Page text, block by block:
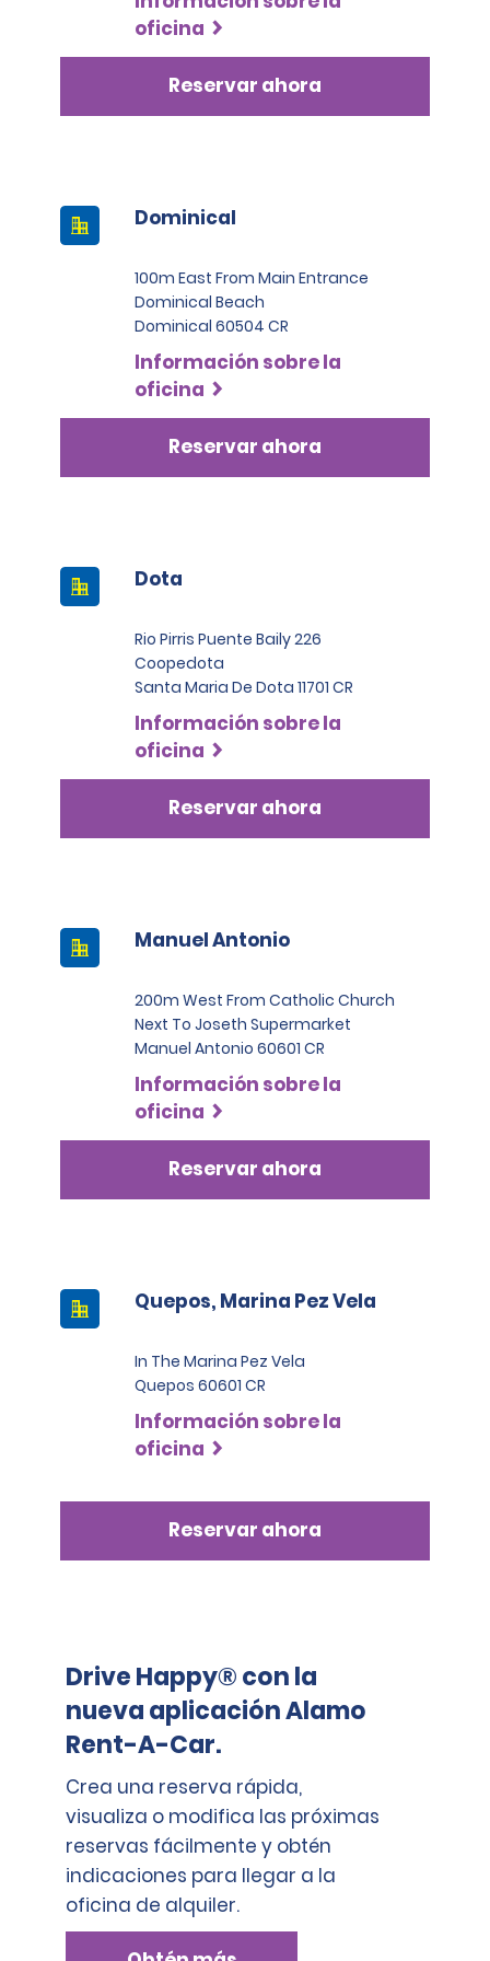
lujo, camionetas pickup, vanes o camiones
comerciales, los arrendatarios deben presentar al
menos dos tarjetas de crédito a su nombre. Una de
estas debe ser una Visa, MasterCard o American
oficina
Reservar ahora
Dominical
100m East From Main Entrance
Dominical Beach
Dominical 60504 CR
Información sobre la
oficina
Reservar ahora
Dota
Rio Pirris Puente Baily 226
Coopedota
Santa Maria De Dota 11701 CR
Información sobre la
oficina
Reservar ahora
Manuel Antonio
200m West From Catholic Church
Next To Joseth Supermarket
Manuel Antonio 60601 CR
Información sobre la
oficina
Reservar ahora
Quepos, Marina Pez Vela
In The Marina Pez Vela
Quepos 60601 CR
Información sobre la
oficina
Reservar ahora
Drive Happy® con la
nueva aplicación Alamo
Rent-A-Car.
Crea una reserva rápida,
visualiza o modifica las próximas
reservas fácilmente y obtén
indicaciones para llegar a la
oficina de alquiler.